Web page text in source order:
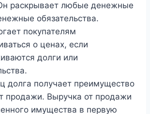
раскрывает любые денежные
обязательства.
покупателям
о ценах, если
долги или
долга получает преимущество
продажи. Выручка от продажи
имущества в первую